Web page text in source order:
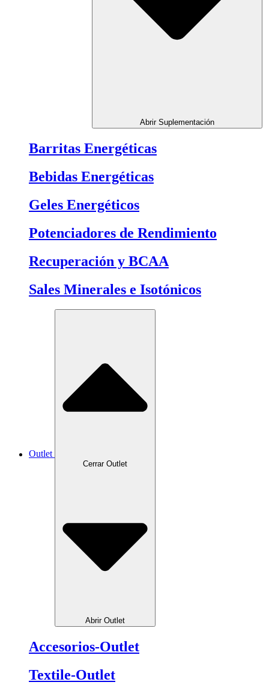
Abrir Suplementación
Barritas Energéticas
Bebidas Energéticas
Geles Energéticos
Potenciadores de Rendimiento
Recuperación y BCAA
Sales Minerales e Isotónicos
Outlet
Cerrar Outlet
Abrir Outlet
Accesorios-Outlet
Textile-Outlet